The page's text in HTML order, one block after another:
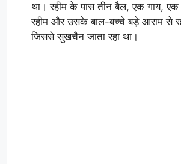
था। रहीम के पास तीन बैल, एक गाय, एक
रहीम और उसके बाल-बच्चे बड़े आराम से
जिससे सुखचैन जाता रहा था।